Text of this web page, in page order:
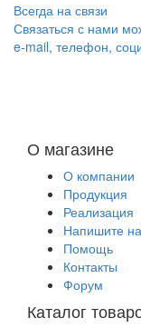
Всегда на связи
Связаться с нами
e-mail, телефон,
О магазине
О компании
Продукция
Реализация
Напишите
Помощь
Контакты
Форум
Каталог